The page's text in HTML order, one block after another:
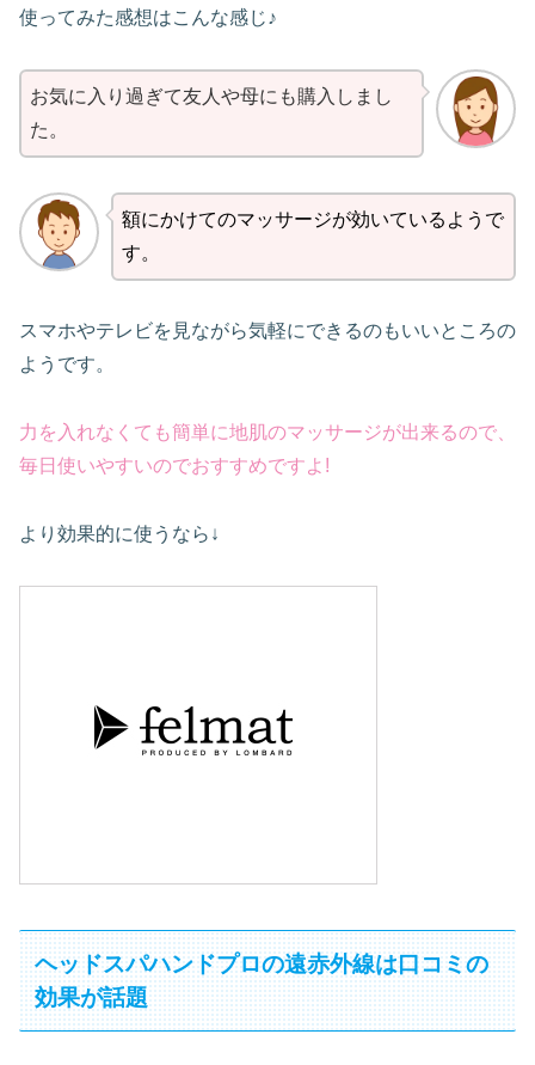
使ってみた感想はこんな感じ♪
お気に入り過ぎて友人や母にも購入しまし
た。
額にかけてのマッサージが効いているようで
す。
スマホやテレビを見ながら気軽にできるのもいいところの
ようです。
力を入れなくても簡単に地肌のマッサージが出来るので、
毎日使いやすいのでおすすめですよ!
より効果的に使うなら↓
ヘッドスパハンドプロの遠赤外線は口コミの
効果が話題